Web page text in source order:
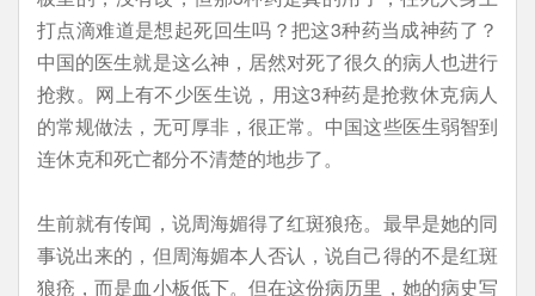
打点滴难道是想起死回生吗？把这3种药当成神药了？
中国的医生就是这么神，居然对死了很久的病人也进行
抢救。网上有不少医生说，用这3种药是抢救休克病人
的常规做法，无可厚非，很正常。中国这些医生弱智到
连休克和死亡都分不清楚的地步了。
生前就有传闻，说周海媚得了红斑狼疮。最早是她的同
事说出来的，但周海媚本人否认，说自己得的不是红斑
狼疮，而是血小板低下。但在这份病历里，她的病史写